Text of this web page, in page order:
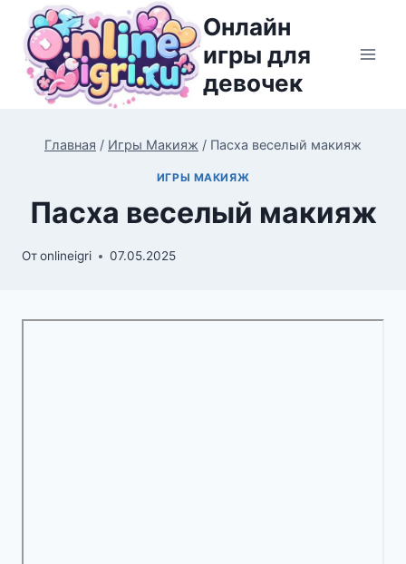
Перейти
содержимому
Онлайн
игры для
девочек
Главная / Игры Макияж / Пасха веселый макияж
ИГРЫ МАКИЯЖ
Пасха веселый макияж
Отonlineigri 07.05.2025